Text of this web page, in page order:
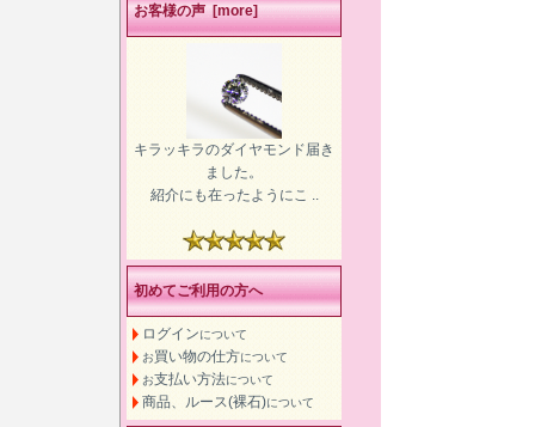
お客様の声 [more]
キラッキラのダイヤモンド届き
ました。
紹介にも在ったようにこ ..
初めてご利用の方へ
ログインについて
お買い物の仕方について
お支払い方法について
商品、ルース(裸石)について